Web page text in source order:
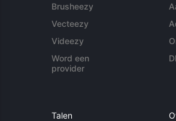
Brusheezy
Vecteezy
Videezy
Word een
provider
Talen